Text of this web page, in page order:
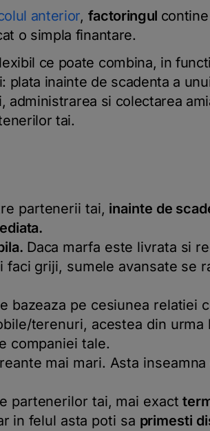
anterior, factoringul
o simpla finantare.
ce poate combina, in
plata inainte de scadenta a
si colectarea
tai.
partenerii tai, inainte de
Daca marfa este livrata si
griji, sumele avansate se
bazeaza pe cesiunea relatiei
terenuri, acestea din
companiei tale.
mai mari. Asta inseamna
partenerilor tai, mai exact
in felul asta poti sa primesti